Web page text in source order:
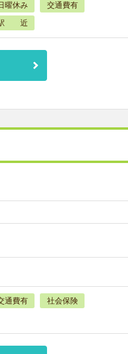
曜休み
交通費有
近
通費有 社会保険